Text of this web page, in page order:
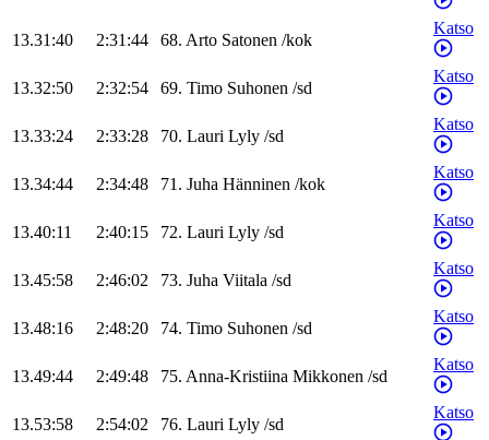
13.31:40 2:31:44 68. Arto Satonen /kok
Katso
13.32:50 2:32:54 69. Timo Suhonen /sd
Katso
13.33:24 2:33:28 70. Lauri Lyly /sd
Katso
13.34:44 2:34:48 71. Juha Hänninen /kok
Katso
13.40:11 2:40:15 72. Lauri Lyly /sd
Katso
13.45:58 2:46:02 73. Juha Viitala /sd
Katso
13.48:16 2:48:20 74. Timo Suhonen /sd
Katso
13.49:44 2:49:48 75. Anna-Kristiina Mikkonen /sd
Katso
13.53:58 2:54:02 76. Lauri Lyly /sd
Katso